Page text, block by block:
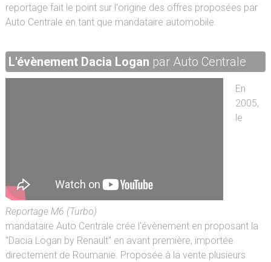
reportage fait le point sur l'origine des offres proposées par
Auto Centrale en tant que mandataire automobile.
L'évènement Dacia Logan par Auto Centrale
Reportage M6 (Turbo)
En
2005,
le
mandataire Auto Centrale crée l'évènement en proposant la
"Dacia Logan by Renault" en avant première, importée
directement de Roumanie. Proposée à la vente plusieurs